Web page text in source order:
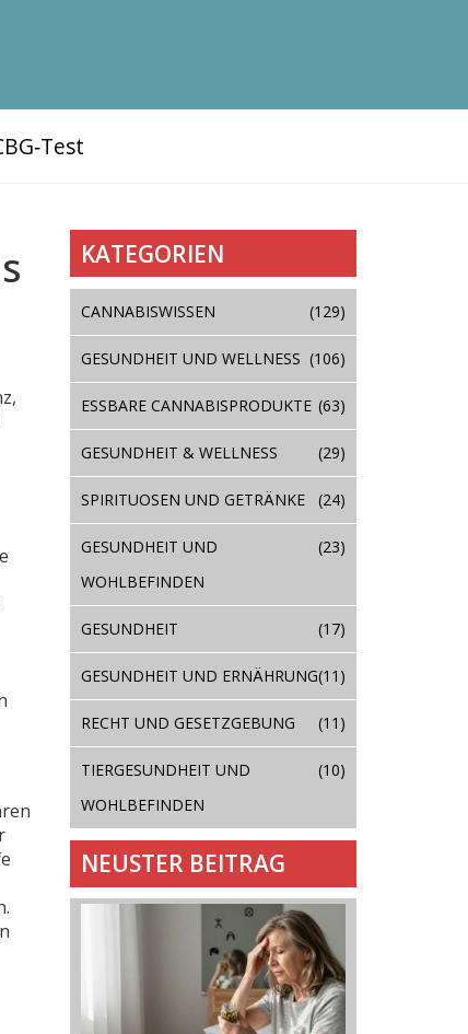
KATEGORIEN
CANNABISWISSEN (129)
GESUNDHEIT UND WELLNESS (106)
ESSBARE CANNABISPRODUKTE (63)
GESUNDHEIT & WELLNESS (29)
SPIRITUOSEN UND GETRÄNKE (24)
GESUNDHEIT UND
WOHLBEFINDEN
(23)
GESUNDHEIT (17)
GESUNDHEIT UND ERNÄHRUNG(11)
RECHT UND GESETZGEBUNG (11)
TIERGESUNDHEIT UND
WOHLBEFINDEN
(10)
NEUSTER BEITRAG